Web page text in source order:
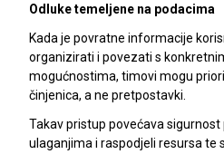
Odluke temeljene na podacima
Kada je povratne informacije
organizirati i povezati s
mogućnostima, timovi mogu
činjenica, a ne pretpostavki.
Takav pristup povećava sigurnost
ulaganjima i raspodjeli resursa te